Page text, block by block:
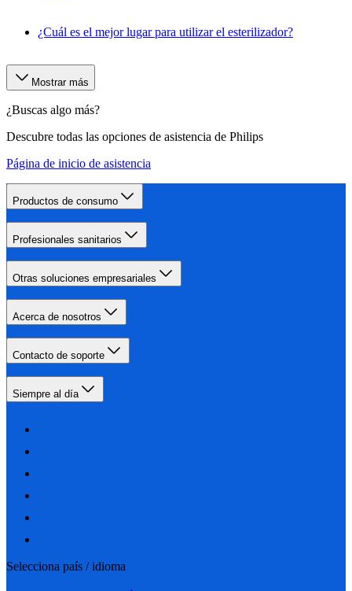
¿Cuál es el mejor lugar para utilizar el esterilizador?
Mostrar más
¿Buscas algo más?
Descubre todas las opciones de asistencia de Philips
Página de inicio de asistencia
Productos de consumo
Profesionales sanitarios
Otras soluciones empresariales
Acerca de nosotros
Contacto de soporte
Siempre al día
Selecciona país / idioma